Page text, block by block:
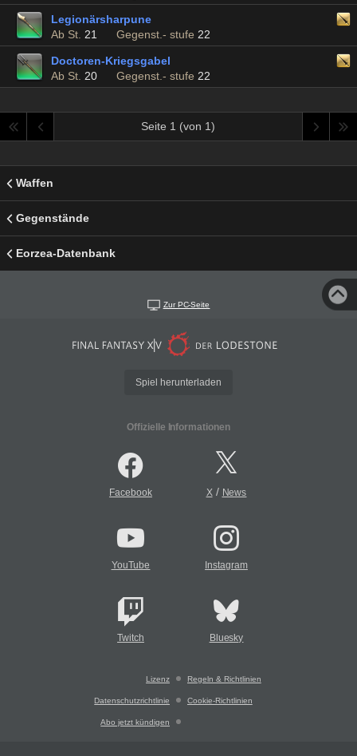
Legionärsharpune
Ab St. 21 Gegenst.- stufe 22
Doctoren-Kriegsgabel
Ab St. 20 Gegenst.- stufe 22
Seite 1 (von 1)
Waffen
Gegenstände
Eorzea-Datenbank
Zur PC-Seite
Spiel herunterladen
Offizielle Informationen
Facebook X/ News
YouTube Instagram
Twitch Bluesky
Lizenz Regeln & Richtlinien
Datenschutzrichtlinie Cookie-Richtlinien
Abo jetzt kündigen